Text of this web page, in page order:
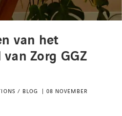
van het
Zorg GGZ
/ BLOG
08 NOVEMBER